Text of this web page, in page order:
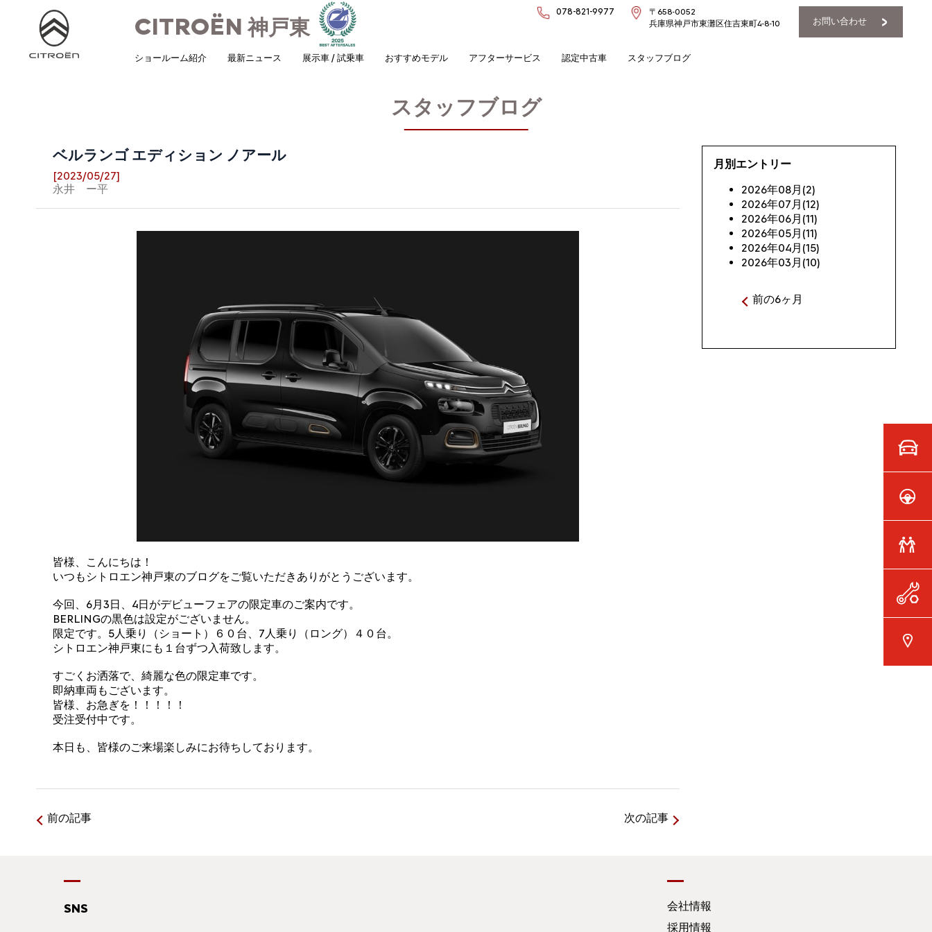
CITROËN神戸東
078-821-9977
〒658-0052
兵庫県神戸市東灘区住吉東町4-8-10
お問い合わせ
ショールーム紹介 最新ニュース 展示車 / 試乗車 おすすめモデル アフターサービス 認定中古車 スタッフブログ
スタッフブログ
ベルランゴ エディション ノアール
[2023/05/27]
永井 ー平
皆様、こんにちは！
いつもシトロエン神戸東のブログをご覧いただきありがとうございます。
今回、6月3日、4日がデビューフェアの限定車のご案内です。
BERLINGの黒色は設定がございません。
限定です。5人乗り（ショート）６０台、7人乗り（ロング）４０台。
シトロエン神戸東にも１台ずつ入荷致します。
すごくお洒落で、綺麗な色の限定車です。
即納車両もございます。
皆様、お急ぎを！！！！！
受注受付中です。
本日も、皆様のご来場楽しみにお待ちしております。
前の記事 次の記事
月別エントリー
2026年08月(2)
2026年07月(12)
2026年06月(11)
2026年05月(11)
2026年04月(15)
2026年03月(10)
前の6ヶ月
SNS
会社情報
採用情報